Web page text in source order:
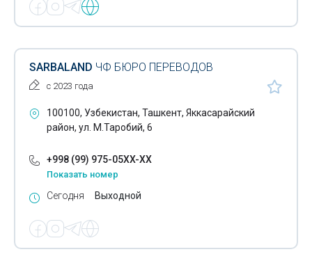
SARBALAND ЧФ БЮРО ПЕРЕВОДОВ
с 2023 года
100100, Узбекистан, Ташкент, Яккасарайский
район, ул. М.Таробий, 6
+998 (99) 975-05XX-XX
Показать номер
Сегодня Выходной